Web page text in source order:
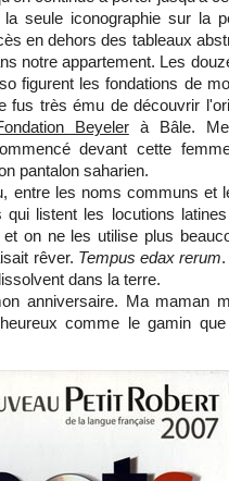
seule iconographie sur la
en dehors des tableaux
notre appartement. Les
figurent les fondations de
fus très ému de découvrir
Beyelerà Bâle.
devant cette
pantalon saharien.
entre les noms communs et
qui listent les locutions
on ne les utilise plus
rêver. Tempus edax rerum
dans la terre.
anniversaire. Ma maman
comme le gamin